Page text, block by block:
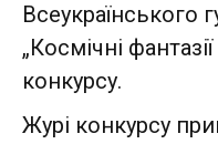
Всеукраїнського
„Космічні
конкурсу.
Журі конкурсу